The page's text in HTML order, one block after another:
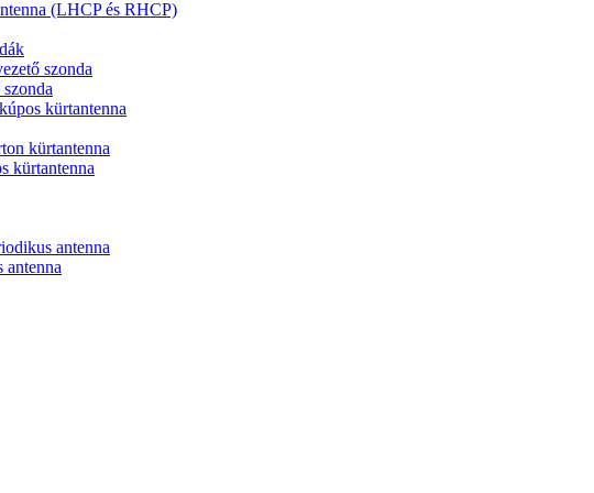
(LHCP és RHCP)
szonda
kürtantenna
kürtantenna
kürtantenna
antenna